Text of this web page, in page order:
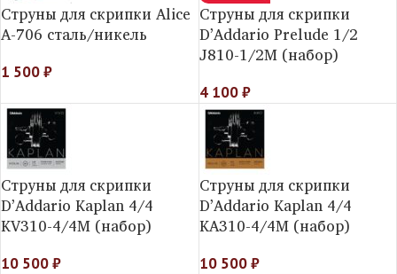
Струны для скрипки Alice
А-706 сталь/никель
1 500₽
Струны для скрипки
D’Addario Prelude 1/2
J810-1/2M (набор)
4 100₽
Струны для скрипки
D’Addario Kaplan 4/4
KV310-4/4M (набор)
10 500₽
Струны для скрипки
D’Addario Kaplan 4/4
KA310-4/4M (набор)
10 500₽